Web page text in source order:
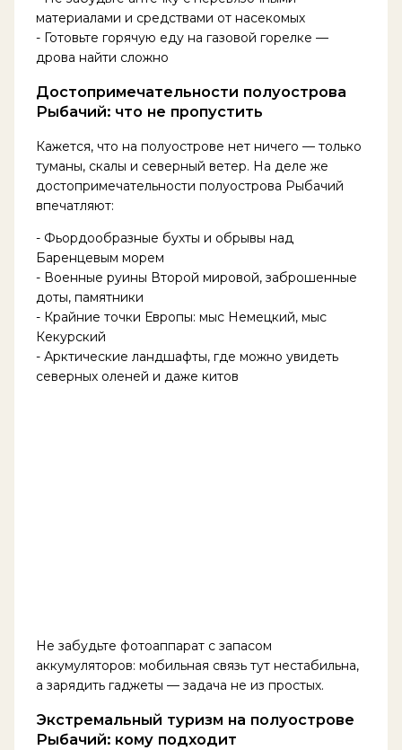
материалами и средствами от насекомых
- Готовьте горячую еду на газовой горелке —
дрова найти сложно
Достопримечательности полуострова
Рыбачий: что не пропустить
Кажется, что на полуострове нет ничего — только
туманы, скалы и северный ветер. На деле же
достопримечательности полуострова Рыбачий
впечатляют:
- Фьордообразные бухты и обрывы над
Баренцевым морем
- Военные руины Второй мировой, заброшенные
доты, памятники
- Крайние точки Европы: мыс Немецкий, мыс
Кекурский
- Арктические ландшафты, где можно увидеть
северных оленей и даже китов
Не забудьте фотоаппарат с запасом
аккумуляторов: мобильная связь тут нестабильна,
а зарядить гаджеты — задача не из простых.
Экстремальный туризм на полуострове
Рыбачий: кому подходит